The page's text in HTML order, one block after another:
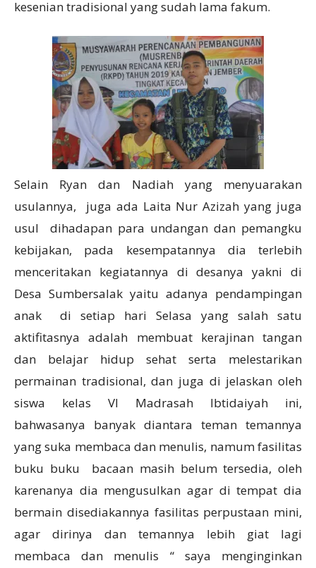
kesenian tradisional yang sudah lama fakum.
Selain Ryan dan Nadiah yang menyuarakan
usulannya, juga ada Laita Nur Azizah yang juga
usul dihadapan para undangan dan pemangku
kebijakan, pada kesempatannya dia terlebih
menceritakan kegiatannya di desanya yakni di
Desa Sumbersalak yaitu adanya pendampingan
anak di setiap hari Selasa yang salah satu
aktifitasnya adalah membuat kerajinan tangan
dan belajar hidup sehat serta melestarikan
permainan tradisional, dan juga di jelaskan oleh
siswa kelas VI Madrasah Ibtidaiyah ini,
bahwasanya banyak diantara teman temannya
yang suka membaca dan menulis, namum fasilitas
buku buku bacaan masih belum tersedia, oleh
karenanya dia mengusulkan agar di tempat dia
bermain disediakannya fasilitas perpustaan mini,
agar dirinya dan temannya lebih giat lagi
membaca dan menulis “ saya menginginkan